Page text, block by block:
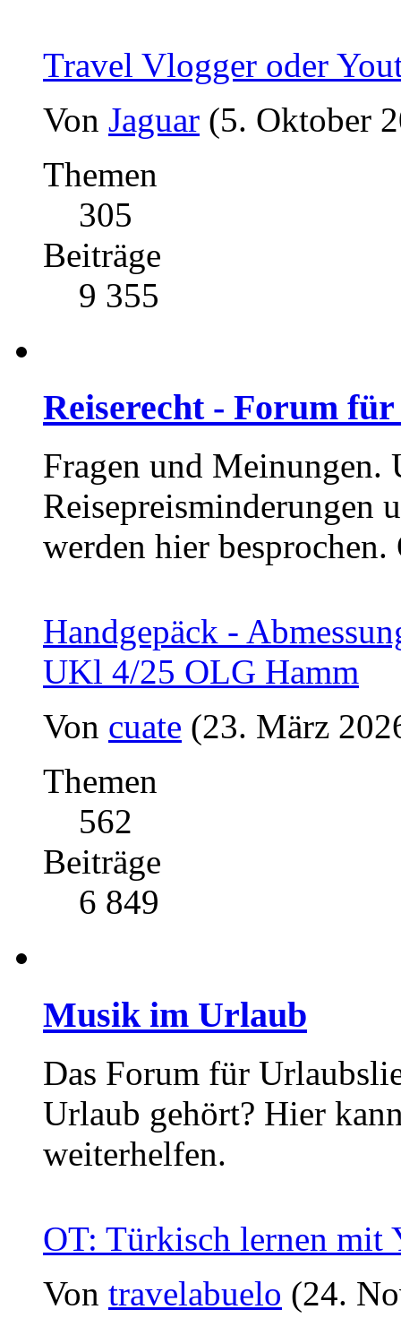
Travel Vlogger oder
Von Jaguar (5. Oktober
Themen
305
Beiträge
9 355
Reiserecht - Forum für
Fragen und Meinungen.
Reisepreisminderungen
werden hier
Handgepäck -
UKl 4/25 OLG Hamm
Von cuate (23. März
Themen
562
Beiträge
6 849
Musik im Urlaub
Das Forum für
Urlaub gehört? Hier
weiterhelfen.
OT: Türkisch lernen mit
Von travelabuelo (24.